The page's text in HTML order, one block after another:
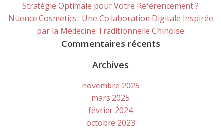
Stratégie Optimale pour Votre Référencement ?
Nuence Cosmetics : Une Collaboration Digitale Inspirée
par la Médecine Traditionnelle Chinoise
Commentaires récents
Archives
novembre 2025
mars 2025
février 2024
octobre 2023